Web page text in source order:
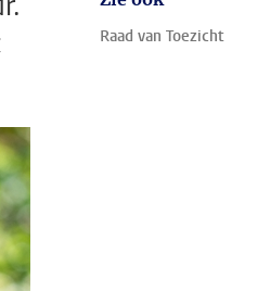
Raad van Toezicht